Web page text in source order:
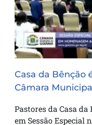
Câmara
Casa da Bênção
Câmara
Pastores da Casa
em Sessão Especial